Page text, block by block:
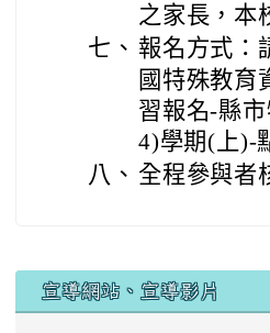
之家長，本
七、 報名方式：
國特殊教育
習報名-縣
4)學期(上)-
八、 全程參與者
宣導網站、宣導影片